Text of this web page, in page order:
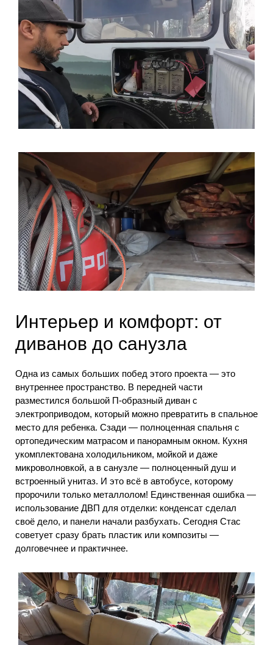
Интерьер и комфорт: от
диванов до санузла
Одна из самых больших побед этого проекта — это
внутреннее пространство. В передней части
разместился большой П-образный диван с
электроприводом, который можно превратить в спальное
место для ребенка. Сзади — полноценная спальня с
ортопедическим матрасом и панорамным окном. Кухня
укомплектована холодильником, мойкой и даже
микроволновкой, а в санузле — полноценный душ и
встроенный унитаз. И это всё в автобусе, которому
пророчили только металлолом! Единственная ошибка —
использование ДВП для отделки: конденсат сделал
своё дело, и панели начали разбухать. Сегодня Стас
советует сразу брать пластик или композиты —
долговечнее и практичнее.